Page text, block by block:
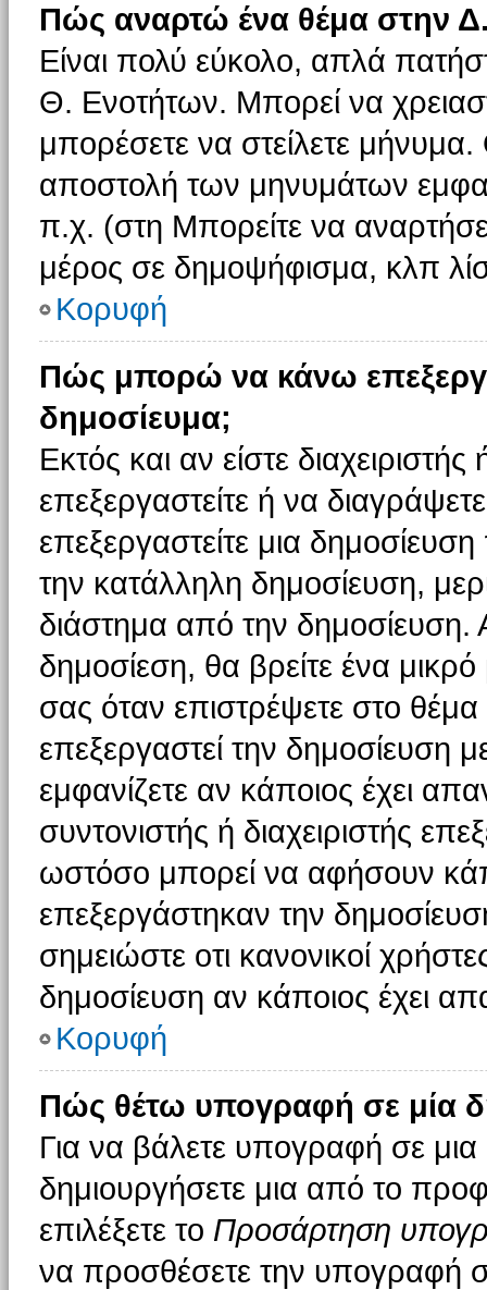
Πώς αναρτώ ένα θέμα στην
Είναι πολύ εύκολο, απλά
Θ. Ενοτήτων. Μπορεί να
μπορέσετε να στείλετε μήνυμα.
αποστολή των μηνυμάτων
π.χ. (στη Μπορείτε να
μέρος σε δημοψήφισμα, κλπ
Κορυφή
Πώς μπορώ να κάνω
δημοσίευμα;
Εκτός και αν είστε
επεξεργαστείτε ή να
επεξεργαστείτε μια
την κατάλληλη δημοσίευση,
διάστημα από την δημοσίευση.
δημοσίεση, θα βρείτε ένα
σας όταν επιστρέψετε στο
επεξεργαστεί την δημοσίευση
εμφανίζετε αν κάποιος έχει
συντονιστής ή διαχειριστής
ωστόσο μπορεί να αφήσουν
επεξεργάστηκαν την
σημειώστε οτι κανονικοί
δημοσίευση αν κάποιος έχει
Κορυφή
Πώς θέτω υπογραφή σε μία
Για να βάλετε υπογραφή σε
δημιουργήσετε μια από το
επιλέξετε το Προσάρτηση
να προσθέσετε την υπογραφή